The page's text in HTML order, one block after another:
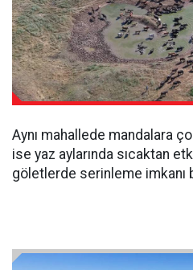
Aynı mahallede mandalara
ise yaz aylarında sıcaktan
göletlerde serinleme imkanı